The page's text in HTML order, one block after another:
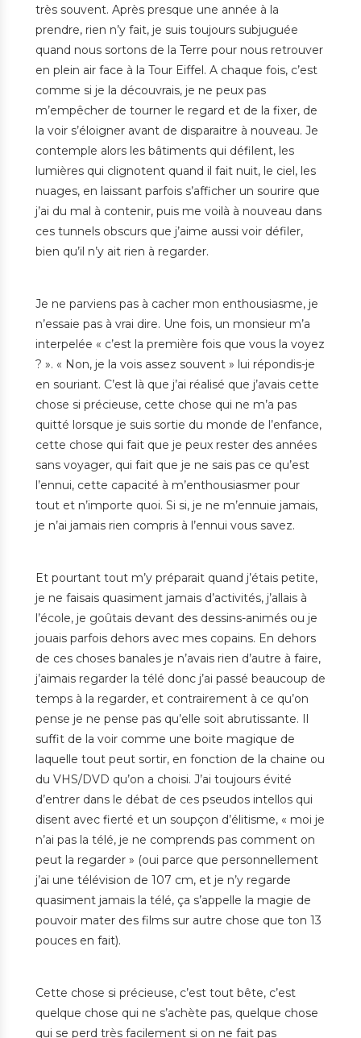
très souvent. Après presque une année à la
prendre, rien n’y fait, je suis toujours subjuguée
quand nous sortons de la Terre pour nous retrouver
en plein air face à la Tour Eiffel. A chaque fois, c’est
comme si je la découvrais, je ne peux pas
m’empêcher de tourner le regard et de la fixer, de
la voir s’éloigner avant de disparaitre à nouveau. Je
contemple alors les bâtiments qui défilent, les
lumières qui clignotent quand il fait nuit, le ciel, les
nuages, en laissant parfois s’afficher un sourire que
j’ai du mal à contenir, puis me voilà à nouveau dans
ces tunnels obscurs que j’aime aussi voir défiler,
bien qu’il n’y ait rien à regarder.
Je ne parviens pas à cacher mon enthousiasme, je
n’essaie pas à vrai dire. Une fois, un monsieur m’a
interpelée « c’est la première fois que vous la voyez
? ». « Non, je la vois assez souvent » lui répondis-je
en souriant. C’est là que j’ai réalisé que j’avais cette
chose si précieuse, cette chose qui ne m’a pas
quitté lorsque je suis sortie du monde de l’enfance,
cette chose qui fait que je peux rester des années
sans voyager, qui fait que je ne sais pas ce qu’est
l’ennui, cette capacité à m’enthousiasmer pour
tout et n’importe quoi. Si si, je ne m’ennuie jamais,
je n’ai jamais rien compris à l’ennui vous savez.
Et pourtant tout m’y préparait quand j’étais petite,
je ne faisais quasiment jamais d’activités, j’allais à
l’école, je goûtais devant des dessins-animés ou je
jouais parfois dehors avec mes copains. En dehors
de ces choses banales je n’avais rien d’autre à faire,
j’aimais regarder la télé donc j’ai passé beaucoup de
temps à la regarder, et contrairement à ce qu’on
pense je ne pense pas qu’elle soit abrutissante. Il
suffit de la voir comme une boite magique de
laquelle tout peut sortir, en fonction de la chaine ou
du VHS/DVD qu’on a choisi. J’ai toujours évité
d’entrer dans le débat de ces pseudos intellos qui
disent avec fierté et un soupçon d’élitisme, « moi je
n’ai pas la télé, je ne comprends pas comment on
peut la regarder » (oui parce que personnellement
j’ai une télévision de 107 cm, et je n’y regarde
quasiment jamais la télé, ça s’appelle la magie de
pouvoir mater des films sur autre chose que ton 13
pouces en fait).
Cette chose si précieuse, c’est tout bête, c’est
quelque chose qui ne s’achète pas, quelque chose
qui se perd très facilement si on ne fait pas